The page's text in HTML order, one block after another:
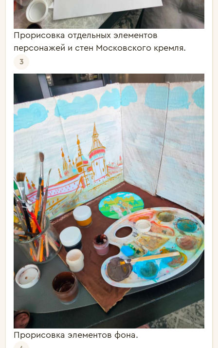
Прорисовка отдельных элементов
персонажей и стен Московского кремля.
3
Прорисовка элементов фона.